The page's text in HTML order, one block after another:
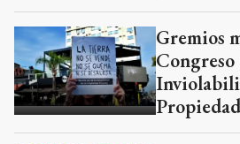
Gremios